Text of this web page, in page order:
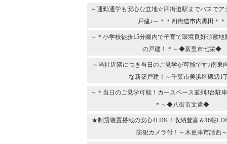
～通勤通学も安心な立地☆四街道駅までバスでア
戸建♪～＊＊四街道市内黒田＊＊
～＊小学校徒歩15分圏内で子育て環境良好◎敷地
の戸建！＊～◆富里市七栄◆
～当社近隣につき当日のご見学が可能です♪南東
な新築戸建！～千葉市美浜区磯辺1
～＊当日のご見学可能！カースペース並列3台駐
＊～◆八街市文違◆
★制震装置搭載の安心4LDK！収納豊富＆16帖
防犯カメラ付！～木更津市請西